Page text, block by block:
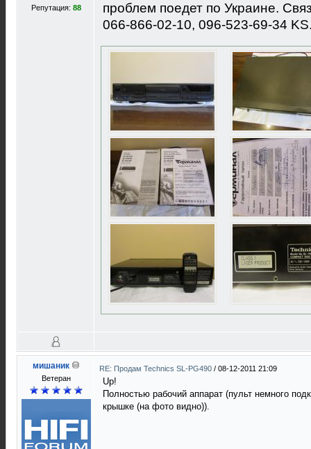
Репутация: 88
проблем поедет по Украине.
066-866-02-10, 096-523-69-34
мишаник
Ветеран
RE: Продам Technics SL-PG490 / 08-12-2011 21:09
Up!
Полностью рабочий аппарат (пульт немного
крышке (на фото видно)).